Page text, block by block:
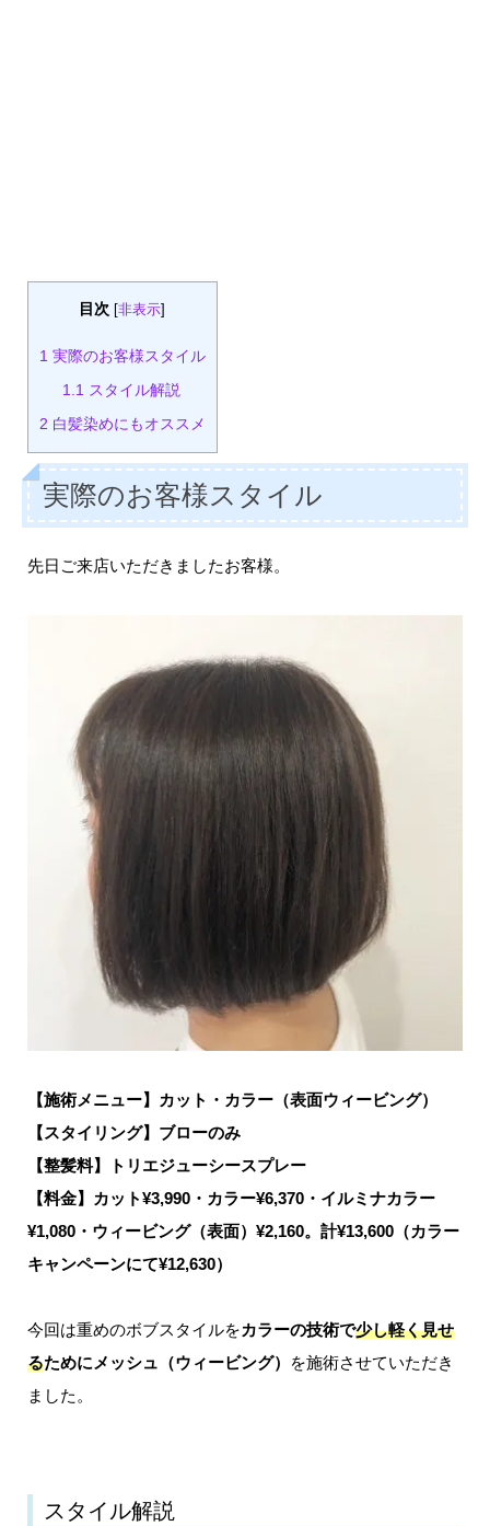
目次 [非表示]
1 実際のお客様スタイル
1.1 スタイル解説
2 白髪染めにもオススメ
実際のお客様スタイル
先日ご来店いただきましたお客様。
【施術メニュー】カット・カラー（表面ウィービング）
【スタイリング】ブローのみ
【整髪料】トリエジューシースプレー
【料金】カット¥3,990・カラー¥6,370・イルミナカラー
¥1,080・ウィービング（表面）¥2,160。計¥13,600（カラー
キャンペーンにて¥12,630）
今回は重めのボブスタイルをカラーの技術で少し軽く見せ
るためにメッシュ（ウィービング）
を施術させていただき
ました。
スタイル解説